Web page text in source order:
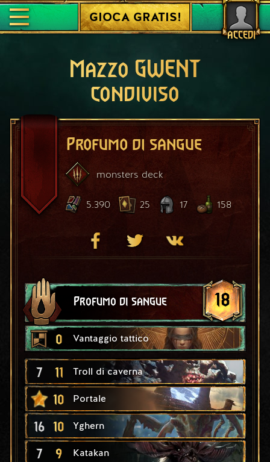
ACCEDI
GIOCA GRATIS!
Mazzo GWENT
condiviso
Profumo di sangue
monsters deck
5.390 25 17 158
Profumo di sangue 18
0 Vantaggio tattico
7 11 Troll di caverna
10 Portale
16 10 Yghern
7 9 Katakan